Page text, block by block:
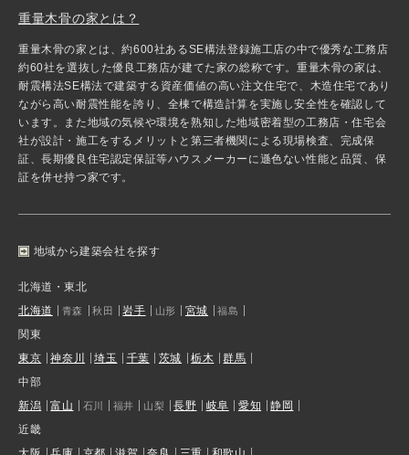
重量木骨の家とは？
重量木骨の家とは、約600社あるSE構法登録施工店の中で優秀な工務店
約60社を選抜した優良工務店が建てた家の総称です。重量木骨の家は、
耐震構法SE構法で建築する資産価値の高い注文住宅で、木造住宅であり
ながら高い耐震性能を誇り、全棟で構造計算を実施し安全性を確認して
います。また地域の気候や環境を熟知した地域密着型の工務店・住宅会
社が設計・施工をするメリットと第三者機関による現場検査、完成保
証、長期優良住宅認定保証等ハウスメーカーに遜色ない性能と品質、保
証を併せ持つ家です。
地域から建築会社を探す
北海道・東北
北海道
青森 秋田 岩手 山形 宮城 福島
関東
東京
神奈川 埼玉 千葉 茨城 栃木
群馬
中部
新潟
富山 石川 福井 山梨 長野 岐阜 愛知
静岡
近畿